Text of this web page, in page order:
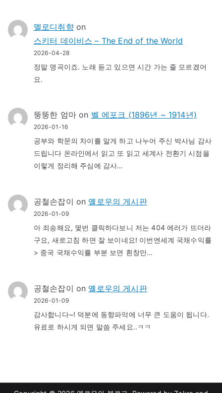
멜로디취향on
스키터 데이비스 – The End of the World
2026-04-28
정말 명곡이죠. 노래 듣고 있으면 시간 가는 줄 모르겠어
요.
뚱뚱한 엄마on 벨 에포크 (1896년 ~ 1914년)
2026-01-16
공부와 학문의 차이를 알게 하고 나누어 주신 박사님 감사
드립니다 온라인에서 읽고 또 읽고 세계사 전환기 시점을
이렇게 정리해 주심에 감사…
공철손잡이 on 옐로우의 게시판
2026-01-09
아 죄송해요, 몇번 클릭하다보니 저는 404 에러가 뜨더라
구요, 새로고침 하면 잘 보이네요! 이번엔세계 국채수익률
> 중국 국채수익률 부분 보면 흰창만…
공철손잡이 on 옐로우의 게시판
2026-01-09
감사합니다~! 덕분에 동향파악에 너무 큰 도움이 됩니다.
유료로 하시게 되면 말씀 주세요..ㅋㅋ